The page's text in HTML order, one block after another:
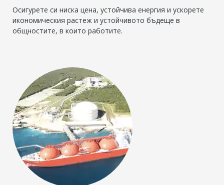
Осигурете си ниска цена, устойчива енергия и ускорете
икономическия растеж и устойчивото бъдеще в
общностите, в които работите.